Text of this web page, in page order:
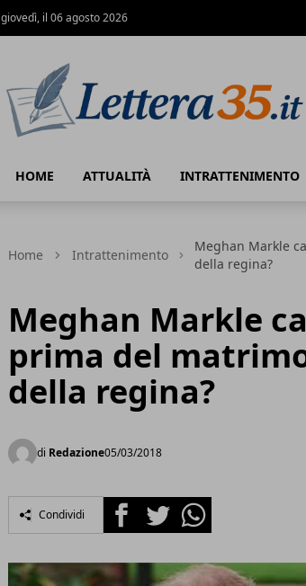
giovedì, il 06 agosto 2026
HOME ATTUALITÀ INTRATTENIMENTO
Home Intrattenimento
Meghan Markle
della regina?
Meghan Markle
prima del
della regina?
di Redazione05/03/2018
Condividi FacebookTwitterWhatsapp